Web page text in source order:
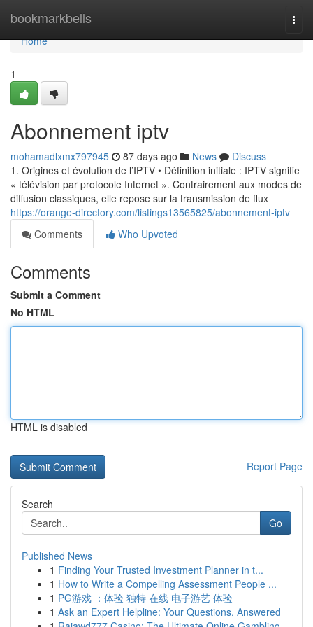
bookmarkbells
Home
Home
1
Abonnement iptv
mohamadlxmx797945 87 days ago News
Discuss
1. Origines et évolution de l’IPTV • Définition initiale : IPTV signifie
« télévision par protocole Internet ». Contrairement aux modes de
diffusion classiques, elle repose sur la transmission de flux
https://orange-directory.com/listings13565825/abonnement-iptv
Comments
Who Upvoted
Comments
Submit a Comment
No HTML
HTML is disabled
Report Page
Search
Go
Published News
1 Finding Your Trusted Investment Planner in t...
1 How to Write a Compelling Assessment People ...
1 PG游戏 ：体验 独特 在线 电子游艺 体验
1 Ask an Expert Helpline: Your Questions, Answered